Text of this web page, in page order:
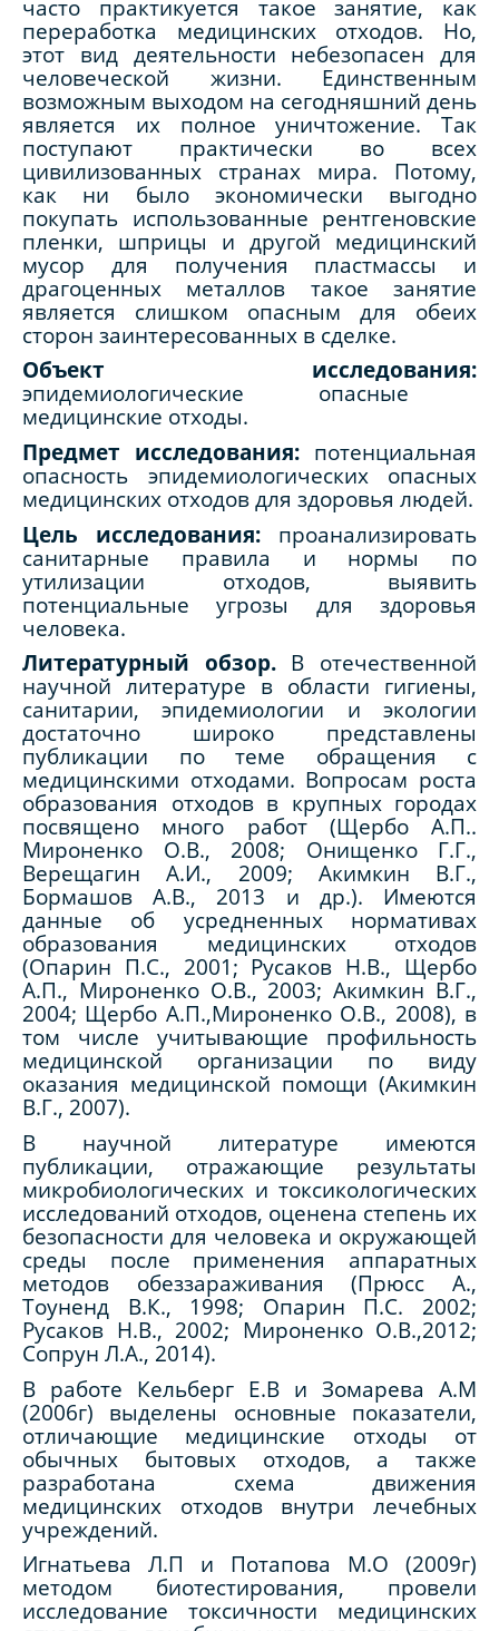
часто практикуется такое занятие, как
переработка медицинских отходов. Но,
этот вид деятельности небезопасен для
человеческой жизни. Единственным
возможным выходом на сегодняшний день
является их полное уничтожение. Так
поступают практически во всех
цивилизованных странах мира. Потому,
как ни было экономически выгодно
покупать использованные рентгеновские
пленки, шприцы и другой медицинский
мусор для получения пластмассы и
драгоценных металлов такое занятие
является слишком опасным для обеих
сторон заинтересованных в сделке.
Объект исследования:
эпидемиологические опасные
медицинские отходы.
Предмет исследования: потенциальная
опасность эпидемиологических опасных
медицинских отходов для здоровья людей.
Цель исследования: проанализировать
санитарные правила и нормы по
утилизации отходов, выявить
потенциальные угрозы для здоровья
человека.
Литературный обзор. В отечественной
научной литературе в области гигиены,
санитарии, эпидемиологии и экологии
достаточно широко представлены
публикации по теме обращения с
медицинскими отходами. Вопросам роста
образования отходов в крупных городах
посвящено много работ (Щербо А.П..
Мироненко О.В., 2008; Онищенко Г.Г.,
Верещагин А.И., 2009; Акимкин В.Г.,
Бормашов А.В., 2013 и др.). Имеются
данные об усредненных нормативах
образования медицинских отходов
(Опарин П.С., 2001; Русаков Н.В., Щербо
А.П., Мироненко О.В., 2003; Акимкин В.Г.,
2004; Щербо А.П.,Мироненко О.В., 2008), в
том числе учитывающие профильность
медицинской организации по виду
оказания медицинской помощи (Акимкин
В.Г., 2007).
В научной литературе имеются
публикации, отражающие результаты
микробиологических и токсикологических
исследований отходов, оценена степень их
безопасности для человека и окружающей
среды после применения аппаратных
методов обеззараживания (Прюсс А.,
Тоуненд В.К., 1998; Опарин П.С. 2002;
Русаков Н.В., 2002; Мироненко О.В.,2012;
Сопрун Л.А., 2014).
В работе Кельберг Е.В и Зомарева А.М
(2006г) выделены основные показатели,
отличающие медицинские отходы от
обычных бытовых отходов, а также
разработана схема движения
медицинских отходов внутри лечебных
учреждений.
Игнатьева Л.П и Потапова М.О (2009г)
методом биотестирования, провели
исследование токсичности медицинских